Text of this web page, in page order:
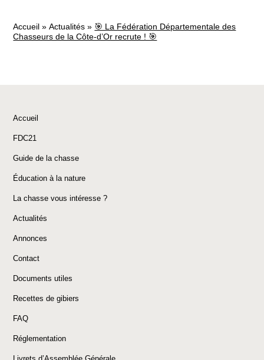
Accueil »Actualités » 🎯 La Fédération Départementale des
Chasseurs de la Côte-d’Or recrute ! 🎯
Accueil
FDC21
Guide de la chasse
Éducation à la nature
La chasse vous intéresse ?
Actualités
Annonces
Contact
Documents utiles
Recettes de gibiers
FAQ
Réglementation